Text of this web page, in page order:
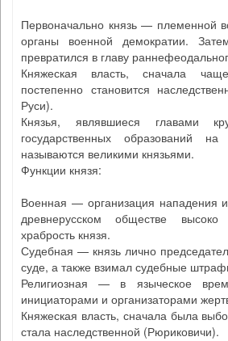
Первоначально князь — племенной
органы военной демократии.
превратился в главу
Княжеская власть, сначала
постепенно становится
Руси).
Князья, являвшиеся главами
государственных образований
называются великими князьями.
Функции князя:
Военная — организация нападения
древнерусском обществе
храбрость князя.
Судебная — князь лично
суде, а также взимал судебные
Религиозная — в языческое
инициаторами и организаторами
Княжеская власть, сначала была
стала наследственной (Рюриковичи).